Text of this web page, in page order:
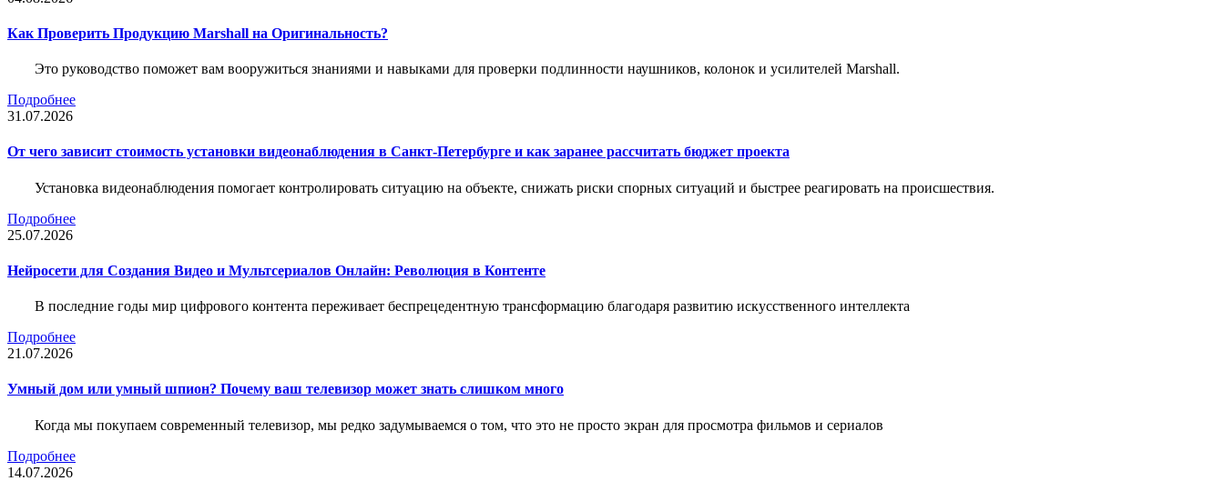
Как Проверить Продукцию Marshall на Оригинальность?
Это руководство поможет вам вооружиться знаниями и навыками для проверки подлинности наушников, колонок и усилителей Marshall.
Подробнее
31.07.2026
От чего зависит стоимость установки видеонаблюдения в Санкт-Петербурге и как заранее рассчитать бюджет проекта
Установка видеонаблюдения помогает контролировать ситуацию на объекте, снижать риски спорных ситуаций и быстрее реагировать на происшествия.
Подробнее
25.07.2026
Нейросети для Создания Видео и Мультсериалов Онлайн: Революция в Контенте
В последние годы мир цифрового контента переживает беспрецедентную трансформацию благодаря развитию искусственного интеллекта
Подробнее
21.07.2026
Умный дом или умный шпион? Почему ваш телевизор может знать слишком много
Когда мы покупаем современный телевизор, мы редко задумываемся о том, что это не просто экран для просмотра фильмов и сериалов
Подробнее
14.07.2026